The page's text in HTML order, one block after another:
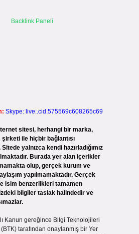
Skype: live:.cid.575569c608265c69
sitesi, herhangi bir marka,
ile hiçbir bağlantısı
yalnızca kendi hazırladığımız
Burada yer alan içerikler
olup, gerçek kurum ve
yapılmamaktadır. Gerçek
isim benzerlikleri tamamen
bilgiler taslak halindedir ve
Kanun gereğince Bilgi Teknolojileri
tarafından onaylanmış bir Yer